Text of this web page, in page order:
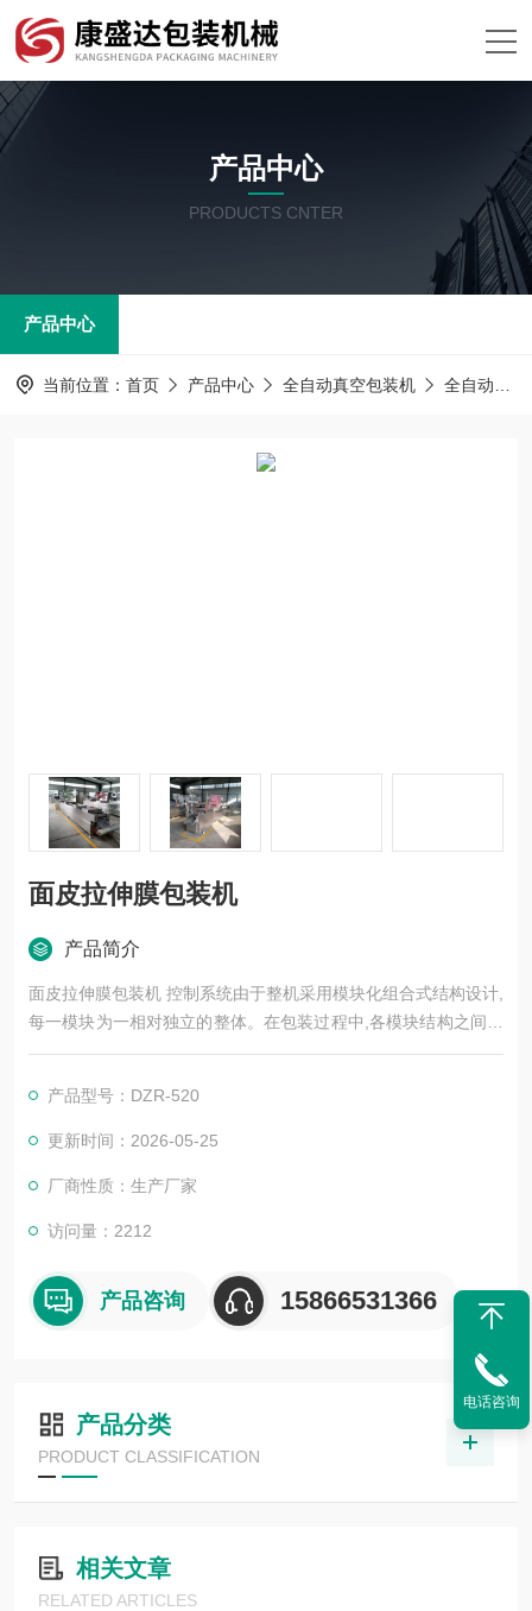
产品中心
PRODUCTS CNTER
产品中心
当前位置： 首页 产品中心 全自动真空包装机 全自动拉伸膜包装机
面皮拉伸膜包装机
产品简介
面皮拉伸膜包装机 控制系统由于整机采用模块化组合式结构设计,
每一模块为一相对独立的整体。在包装过程中,各模块结构之间的
运动关系有着极严格的要求,需要相互精确定位、协调衔接。
产品型号：DZR-520
更新时间：2026-05-25
厂商性质：生产厂家
访问量：2212
产品咨询 15866531366
产品分类
PRODUCT CLASSIFICATION
相关文章
RELATED ARTICLES
电话咨询